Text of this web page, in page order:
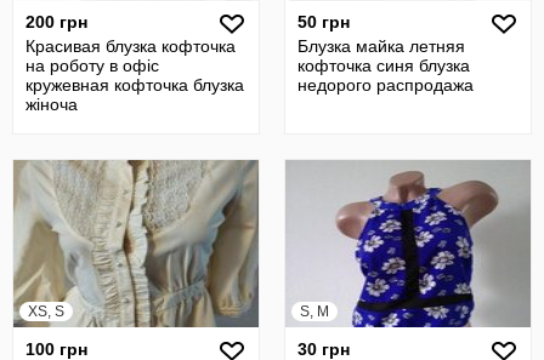
200 грн
Красивая блузка кофточка
на роботу в офіс
кружевная кофточка блузка
жіноча
50 грн
Блузка майка летняя
кофточка синя блузка
недорого распродажа
XS, S
100 грн
S, M
30 грн